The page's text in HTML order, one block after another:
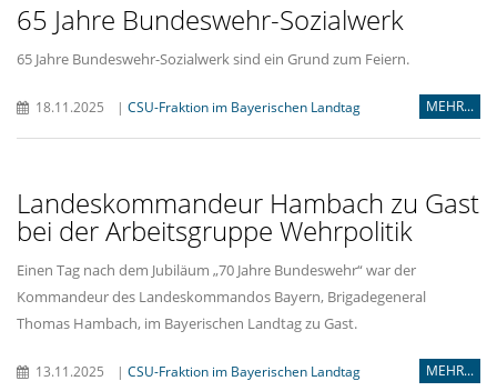
65 Jahre Bundeswehr-Sozialwerk
65 Jahre Bundeswehr-Sozialwerk sind ein Grund zum Feiern.
18.11.2025 | CSU-Fraktion im Bayerischen Landtag MEHR...
Landeskommandeur Hambach zu Gast
bei der Arbeitsgruppe Wehrpolitik
Einen Tag nach dem Jubiläum „70 Jahre Bundeswehr“ war der
Kommandeur des Landeskommandos Bayern, Brigadegeneral
Thomas Hambach, im Bayerischen Landtag zu Gast.
13.11.2025 | CSU-Fraktion im Bayerischen Landtag MEHR...